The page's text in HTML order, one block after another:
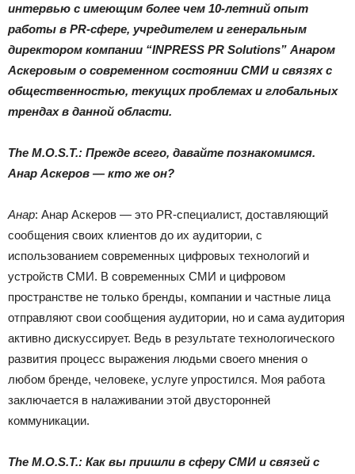
интервью с имеющим более чем 10-летний опыт
работы в PR-сфере, учредителем и генеральным
директором компании “INPRESS PR Solutions” Анаром
Аскеровым о современном состоянии СМИ и связях с
общественностью, текущих проблемах и глобальных
трендах в данной области.
The M.O.S.T.: Прежде всего, давайте познакомимся.
Анар Аскеров — кто же он?
Анар: Анар Аскеров — это PR-специалист, доставляющий
сообщения своих клиентов до их аудитории, с
использованием современных цифровых технологий и
устройств СМИ. В современных СМИ и цифровом
пространстве не только бренды, компании и частные лица
отправляют свои сообщения аудитории, но и сама аудитория
активно дискуссирует. Ведь в результате технологического
развития процесс выражения людьми своего мнения о
любом бренде, человеке, услуге упростился. Моя работа
заключается в налаживании этой двусторонней
коммуникации.
The M.O.S.T.: Как вы пришли в сферу СМИ и связей с